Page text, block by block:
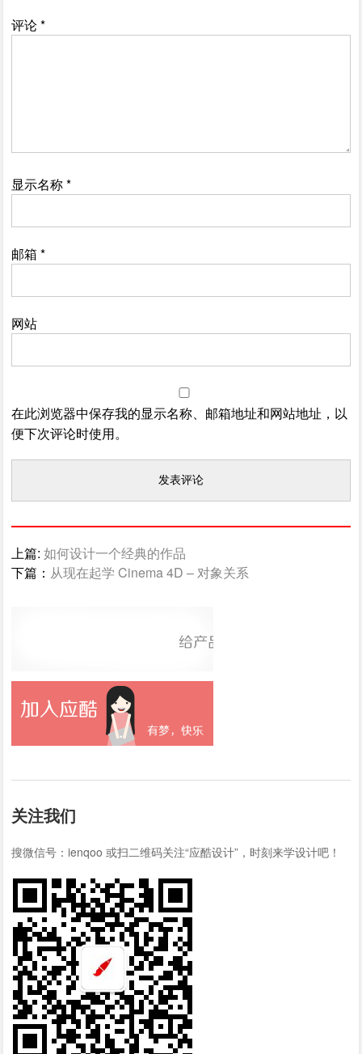
评论*
显示名称*
邮箱*
网站
在此浏览器中保存我的显示名称、邮箱地址和网站地址，以
便下次评论时使用。
上篇:如何设计一个经典的作品
下篇： 从现在起学 Cinema 4D – 对象关系
关注我们
搜微信号：ienqoo 或扫二维码关注“应酷设计”，时刻来学设计吧！